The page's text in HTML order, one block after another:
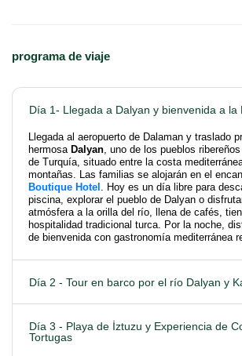
programa de viaje
Día 1- Llegada a Dalyan y bienvenida a la
Llegada al aeropuerto de Dalaman y traslado
hermosa Dalyan, uno de los pueblos
de Turquía, situado entre la costa
montañas. Las familias se alojarán en el
Boutique Hotel . Hoy es un día libre para
piscina, explorar el pueblo de Dalyan o
atmósfera a la orilla del río, llena de cafés,
hospitalidad tradicional turca. Por la noche,
de bienvenida con gastronomía mediterránea
Día 2 - Tour en barco por el río Dalyan y
Día 3 - Playa de İztuzu y Experiencia de
Tortugas